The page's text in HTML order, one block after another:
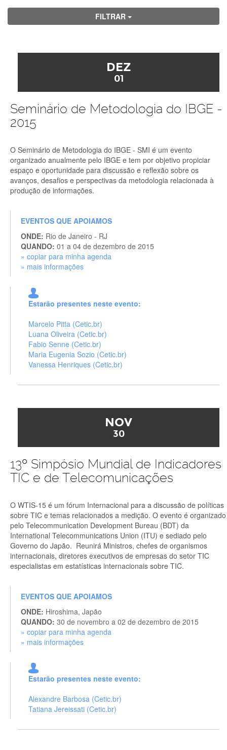
FILTRAR
DEZ
01
Seminário de Metodologia do IBGE -
2015
O Seminário de Metodologia do IBGE - SMI é um evento
organizado anualmente pelo IBGE e tem por objetivo propiciar
espaço e oportunidade para discussão e reflexão sobre os
avanços, desafios e perspectivas da metodologia relacionada à
produção de informações.
EVENTOS QUE APOIAMOS
ONDE: Rio de Janeiro - RJ
QUANDO: 01 a 04 de dezembro de 2015
» copiar para minha agenda
» mais informações
Estarão presentes neste evento:
Marcelo Pitta (Cetic.br)
Luana Oliveira (Cetic.br)
Fabio Senne (Cetic.br)
Maria Eugenia Sozio (Cetic.br)
Vanessa Henriques (Cetic.br)
NOV
30
13º Simpósio Mundial de Indicadores
TIC e de Telecomunicações
O WTIS-15 é um fórum Internacional para a discussão de políticas
sobre TIC e temas relacionados a medição. O evento é organizado
pelo Telecommunication Development Bureau (BDT) da
International Telecommunications Union (ITU) e sediado pelo
Governo do Japão. Reunirá Ministros, chefes de organismos
internacionais, diretores executivos de empresas do setor TIC
especialistas em estatísticas internacionais sobre TIC.
EVENTOS QUE APOIAMOS
ONDE: Hiroshima, Japão
QUANDO: 30 de novembro a 02 de dezembro de 2015
» copiar para minha agenda
» mais informações
Estarão presentes neste evento:
Alexandre Barbosa (Cetic.br)
Tatiana Jereissati (Cetic.br)